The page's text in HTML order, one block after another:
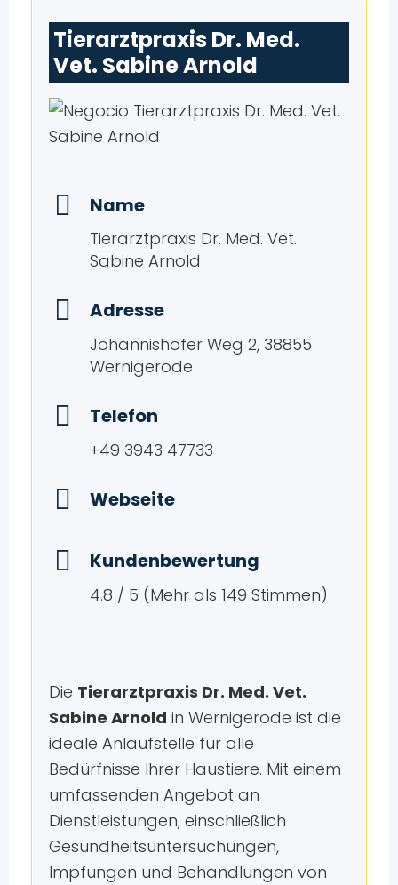
Tierarztpraxis Dr. Med.
Vet. Sabine Arnold
Name
Tierarztpraxis Dr. Med. Vet.
Sabine Arnold
Adresse
Johannishöfer Weg 2, 38855
Wernigerode
Telefon
+49 3943 47733
Webseite
Kundenbewertung
4.8 / 5 (Mehr als 149 Stimmen)
Die Tierarztpraxis Dr. Med. Vet.
Sabine Arnold in Wernigerode ist die
ideale Anlaufstelle für alle
Bedürfnisse Ihrer Haustiere. Mit einem
umfassenden Angebot an
Dienstleistungen, einschließlich
Gesundheitsuntersuchungen,
Impfungen und Behandlungen von